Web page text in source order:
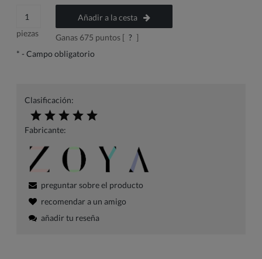
piezas
Añadir a la cesta
Ganas 675 puntos [ ? ]
* - Campo obligatorio
Clasificación:
Fabricante:
preguntar sobre el producto
recomendar a un amigo
añadir tu reseña